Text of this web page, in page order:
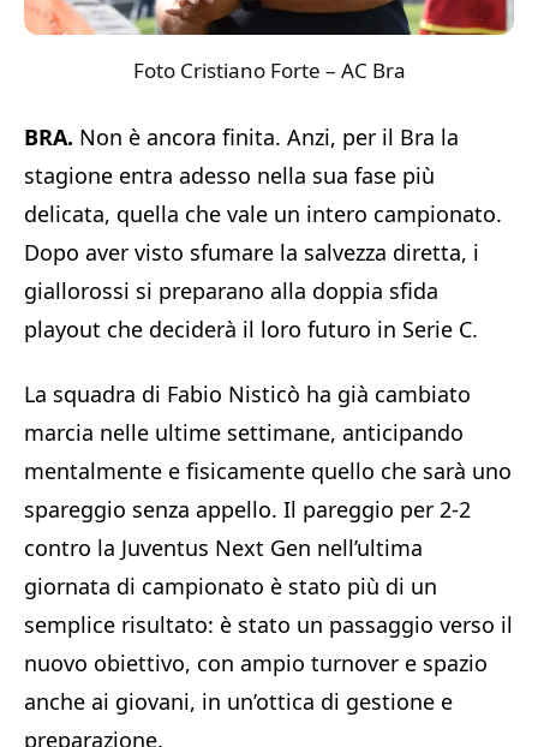
Foto Cristiano Forte – AC Bra
BRA. Non è ancora finita. Anzi, per il Bra la
stagione entra adesso nella sua fase più
delicata, quella che vale un intero campionato.
Dopo aver visto sfumare la salvezza diretta, i
giallorossi si preparano alla doppia sfida
playout che deciderà il loro futuro in Serie C.
La squadra di Fabio Nisticò ha già cambiato
marcia nelle ultime settimane, anticipando
mentalmente e fisicamente quello che sarà uno
spareggio senza appello. Il pareggio per 2-2
contro la Juventus Next Gen nell’ultima
giornata di campionato è stato più di un
semplice risultato: è stato un passaggio verso il
nuovo obiettivo, con ampio turnover e spazio
anche ai giovani, in un’ottica di gestione e
preparazione.